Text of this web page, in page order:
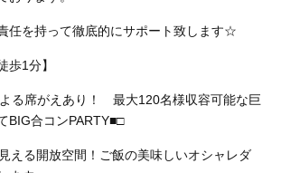
任を持って徹底的にサポート致します☆
歩1分】
る席がえあり！ 最大120名様収容可能な巨
BIG合コンPARTY■□
える開放空間！ご飯の美味しいオシャレダ